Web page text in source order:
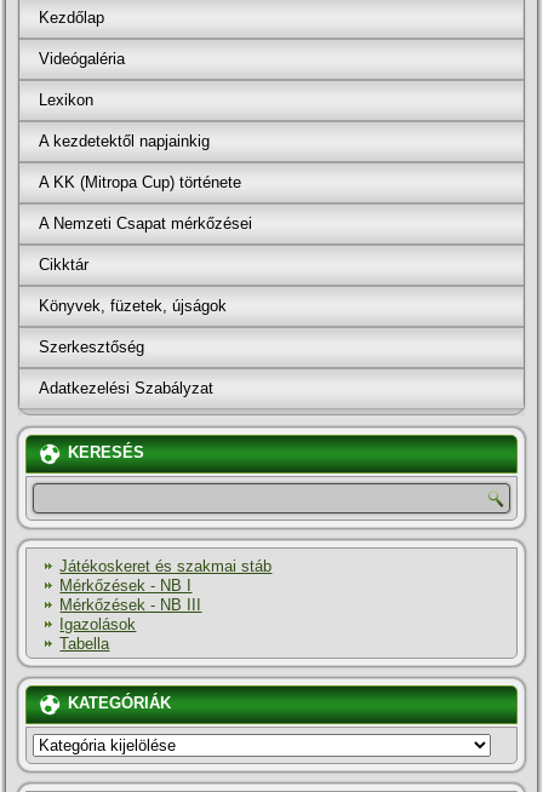
Kezdőlap
Videógaléria
Lexikon
A kezdetektől napjainkig
A KK (Mitropa Cup) története
A Nemzeti Csapat mérkőzései
Cikktár
Könyvek, füzetek, újságok
Szerkesztőség
Adatkezelési Szabályzat
KERESÉS
Játékoskeret és szakmai stáb
Mérkőzések - NB I
Mérkőzések - NB III
Igazolások
Tabella
KATEGÓRIÁK
KATEGÓRIÁK